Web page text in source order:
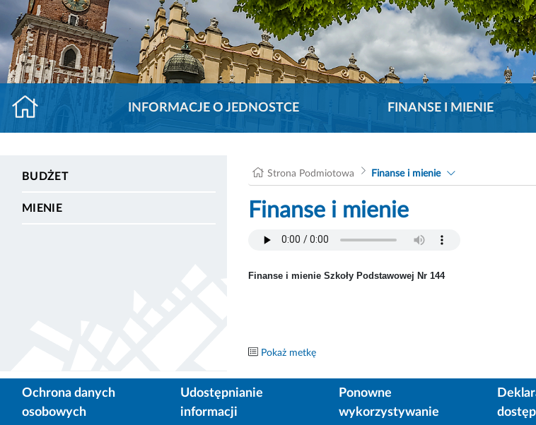
INFORMACJE O JEDNOSTCE FINANSE I MIENIE
BUDŻET
MIENIE
Strona Podmiotowa Finanse i mienie
Finanse i mienie
Finanse i mienie Szkoły Podstawowej Nr 144
Pokaż metkę
Ochrona danych
osobowych
Udostępnianie
informacji
Ponowne
wykorzystywanie